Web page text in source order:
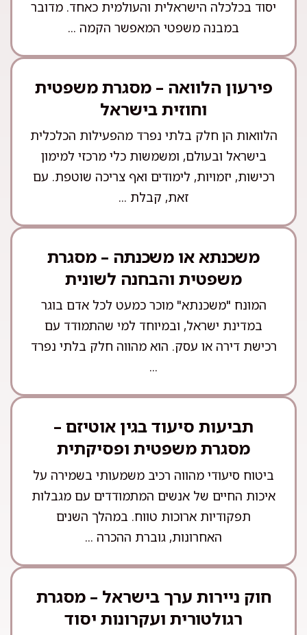
יסוד בכלכלה הישראלית והעולמית כאחד. מדובר
במבנה משפטי המאפשר הקמה ...
פירעון הלוואה – מסגרת משפטית
וחוזית בישראל
הלוואות הן חלק בלתי נפרד מהפעילות הכלכלית
בישראל ובעולם, ומשמשות כלי מרכזי למימון
רכישות, יזמויות, לימודים ואף צריכה שוטפת. עם
זאת, קבלת ...
משכנתא או משכנתה – מסגרת
משפטית והבחנה לשונית
המונח "משכנתא" מוכר כמעט לכל אדם בוגר
במדינת ישראל, ובמיוחד למי שהתמודד עם
רכישת דירה או עסק. הוא מהווה חלק בלתי נפרד
...
תביעות סיעוד בגין אוטיזם –
מסגרת משפטית ופסיקתית
ביטוח סיעודי מהווה רכיב משמעותי בשמירה על
איכות החיים של אנשים המתמודדים עם מגבלות
תפקודיות ארוכות טווח. במהלך השנים
האחרונות, גוברת ההכרה ...
חוק ניירות ערך בישראל – מסגרת
רגולטורית ועקרונות יסוד